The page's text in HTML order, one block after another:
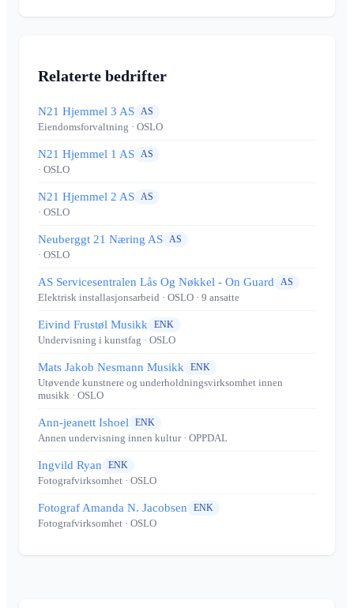
Relaterte bedrifter
N21 Hjemmel 3 AS AS
Eiendomsforvaltning · OSLO
N21 Hjemmel 1 AS AS
· OSLO
N21 Hjemmel 2 AS AS
· OSLO
Neuberggt 21 Næring AS AS
· OSLO
AS Servicesentralen Lås Og Nøkkel - On Guard AS
Elektrisk installasjonsarbeid · OSLO · 9 ansatte
Eivind Frustøl Musikk ENK
Undervisning i kunstfag · OSLO
Mats Jakob Nesmann Musikk ENK
Utøvende kunstnere og underholdningsvirksomhet innen
musikk · OSLO
Ann-jeanett Ishoel ENK
Annen undervisning innen kultur· OPPDAL
Ingvild Ryan ENK
Fotografvirksomhet · OSLO
Fotograf Amanda N. Jacobsen ENK
Fotografvirksomhet · OSLO